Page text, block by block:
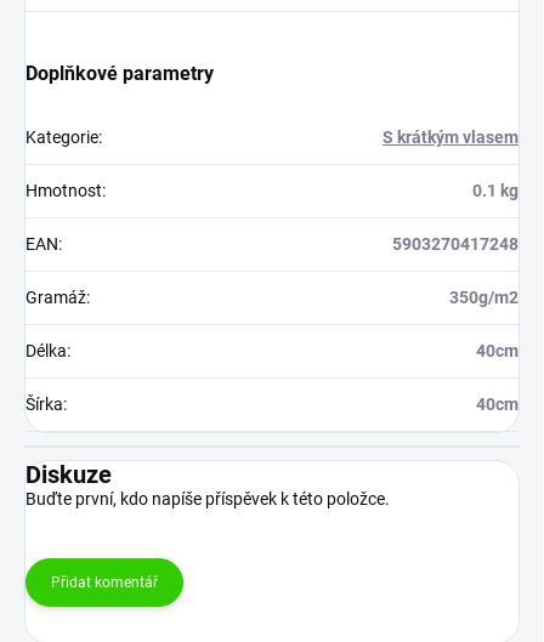
Doplňkové parametry
Kategorie: S krátkým vlasem
Hmotnost: 0.1 kg
EAN: 5903270417248
Gramáž: 350g/m2
Délka: 40cm
Šírka: 40cm
Diskuze
Buďte první, kdo napíše příspěvek k této položce.
Přidat komentář